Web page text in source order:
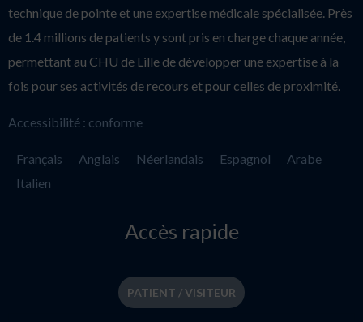
technique de pointe et une expertise médicale spécialisée. Près
de 1.4 millions de patients y sont pris en charge chaque année,
permettant au CHU de Lille de développer une expertise à la
fois pour ses activités de recours et pour celles de proximité.
Accessibilité : conforme
Français Anglais Néerlandais Espagnol
Arabe
Italien
Accès rapide
PATIENT / VISITEUR